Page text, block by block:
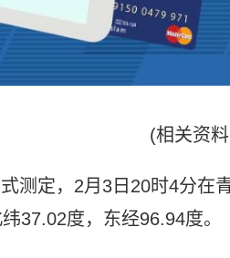
(相关资
测定，2月3日20时4分在
37.02度，东经96.94度。